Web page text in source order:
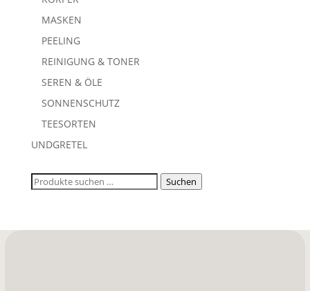
MASKEN
PEELING
REINIGUNG & TONER
SEREN & ÖLE
SONNENSCHUTZ
TEESORTEN
UNDGRETEL
Suchen
Suchen